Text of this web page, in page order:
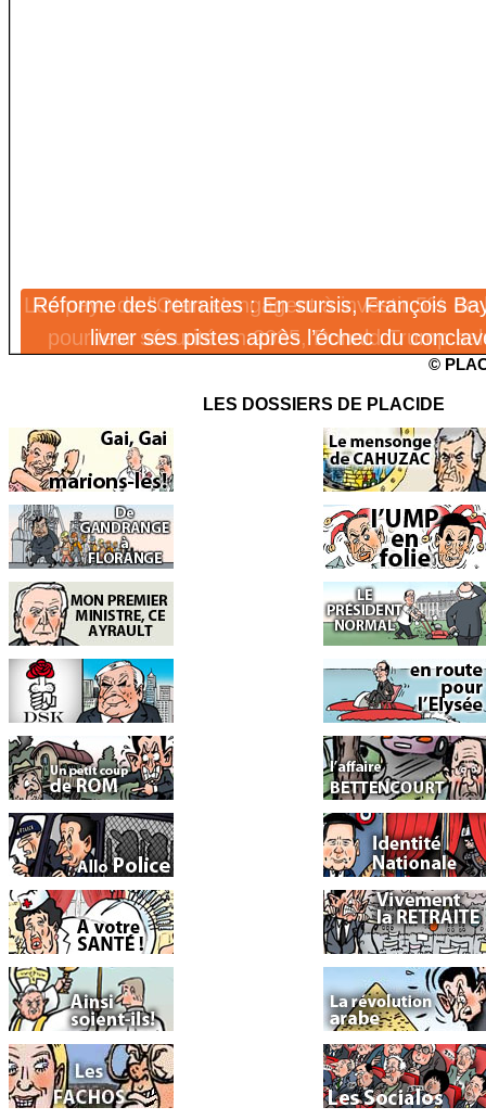
Les pays de l’Otan s’engagent à investir 5% de
pour leur sécurité en 2035, Donald Trump
Réforme des retraites : En sursis, François
livrer ses pistes après l’échec du
©
LES DOSSIERS DE PLACIDE